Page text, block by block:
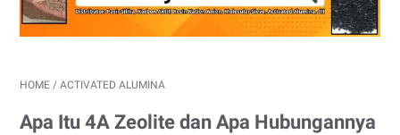
HOME / ACTIVATED ALUMINA
Apa Itu 4A Zeolite dan Apa Hubungannya